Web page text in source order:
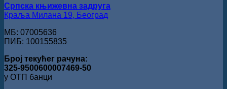
Српска књижевна задруга
Краља Милана 19, Београд
МБ: 07005636
ПИБ: 100155835
Број текућег рачуна:
325-9500600007469-50
у ОТП банци